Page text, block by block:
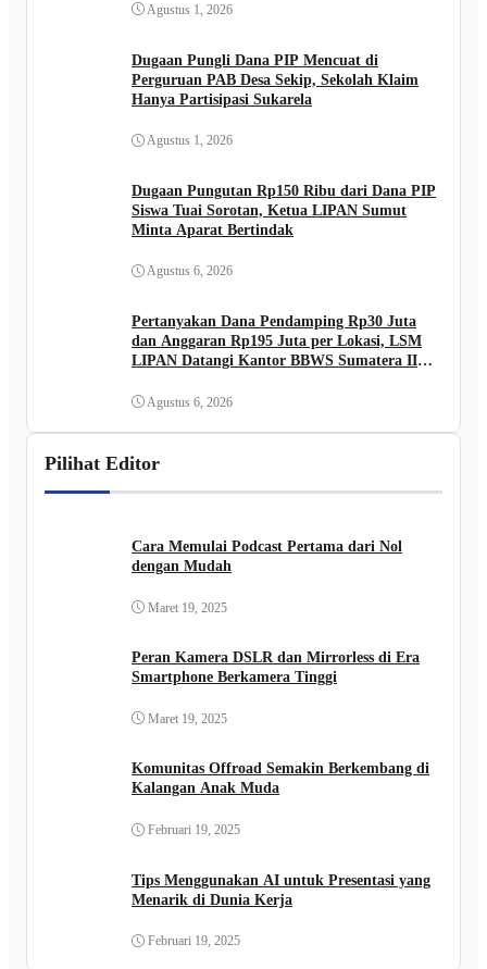
Agustus 1, 2026
Dugaan Pungli Dana PIP Mencuat di
Perguruan PAB Desa Sekip, Sekolah Klaim
Hanya Partisipasi Sukarela
Agustus 1, 2026
Dugaan Pungutan Rp150 Ribu dari Dana PIP
Siswa Tuai Sorotan, Ketua LIPAN Sumut
Minta Aparat Bertindak
Agustus 6, 2026
Pertanyakan Dana Pendamping Rp30 Juta
dan Anggaran Rp195 Juta per Lokasi, LSM
LIPAN Datangi Kantor BBWS Sumatera II
Agustus 6, 2026
Pilihat Editor
Cara Memulai Podcast Pertama dari Nol
dengan Mudah
Maret 19, 2025
Peran Kamera DSLR dan Mirrorless di Era
Smartphone Berkamera Tinggi
Maret 19, 2025
Komunitas Offroad Semakin Berkembang di
Kalangan Anak Muda
Februari 19, 2025
Tips Menggunakan AI untuk Presentasi yang
Menarik di Dunia Kerja
Februari 19, 2025